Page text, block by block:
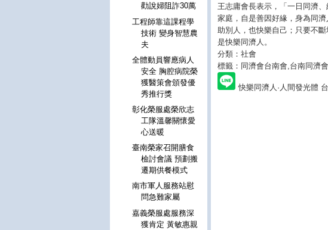
王志庸會長表示，「一日同濟
家庭，自是善因好緣，身為同
助別人，也快樂自己；只要不
是快樂同濟人。
分類：社會
標籤：同濟會台南會 ,台南同濟會,
快樂同濟人·人間發光體
勸說婦阻詐30萬
工程師靠這課程學
技術 變身智慧農
夫
全體動員響應病人
安全 胸腔病院榮
獲醫策會頒發優
秀推行獎
彰化榮服處榮欣志
工隊溫馨關懷愛
心送暖
臺南榮家召開膳食
檢討會議 預劃搬
遷期供餐模式
南市軍人服務站慰
問急難家屬
嘉義榮服處服務深
獲肯定 黃敏惠親